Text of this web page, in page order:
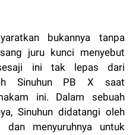
bukannya tanpa
juru kunci menyebut
ini tak lepas dari
Sinuhun PB X saat
ini. Dalam sebuah
Sinuhun didatangi oleh
dan menyuruhnya untuk